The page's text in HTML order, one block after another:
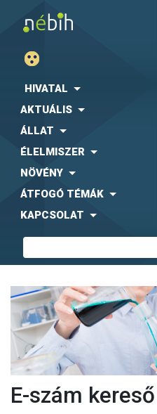
HIVATAL
AKTUÁLIS
ÁLLAT
ÉLELMISZER
NÖVÉNY
ÁTFOGÓ TÉMÁK
KAPCSOLAT
E-szám kereső